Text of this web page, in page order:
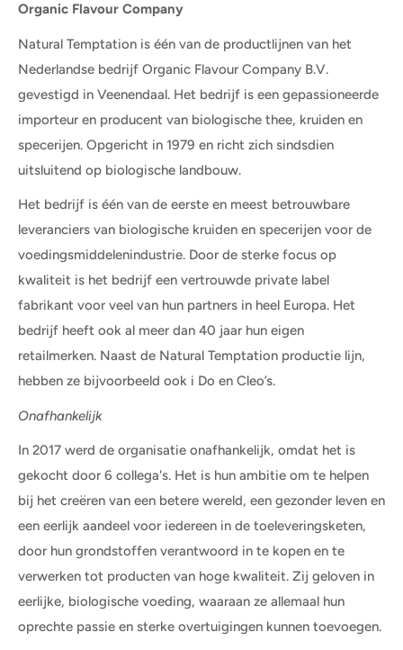
Organic Flavour Company
Natural Temptation is één van de productlijnen van het
Nederlandse bedrijf Organic Flavour Company B.V.
gevestigd in Veenendaal. Het bedrijf is een gepassioneerde
importeur en producent van biologische thee, kruiden en
specerijen. Opgericht in 1979 en richt zich sindsdien
uitsluitend op biologische landbouw.
Het bedrijf is één van de eerste en meest betrouwbare
leveranciers van biologische kruiden en specerijen voor de
voedingsmiddelenindustrie. Door de sterke focus op
kwaliteit is het bedrijf een vertrouwde private label
fabrikant voor veel van hun partners in heel Europa. Het
bedrijf heeft ook al meer dan 40 jaar hun eigen
retailmerken. Naast de Natural Temptation productie lijn,
hebben ze bijvoorbeeld ook i Do en Cleo’s.
Onafhankelijk
In 2017 werd de organisatie onafhankelijk, omdat het is
gekocht door 6 collega's. Het is hun ambitie om te helpen
bij het creëren van een betere wereld, een gezonder leven en
een eerlijk aandeel voor iedereen in de toeleveringsketen,
door hun grondstoffen verantwoord in te kopen en te
verwerken tot producten van hoge kwaliteit. Zij geloven in
eerlijke, biologische voeding, waaraan ze allemaal hun
oprechte passie en sterke overtuigingen kunnen toevoegen.